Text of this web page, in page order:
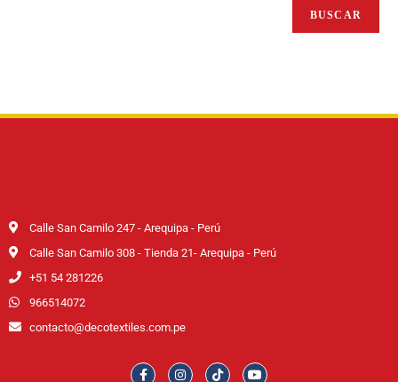
BUSCAR
Calle San Camilo 247 - Arequipa - Perú
Calle San Camilo 308 - Tienda 21- Arequipa - Perú
+51 54 281226
966514072
contacto@decotextiles.com.pe